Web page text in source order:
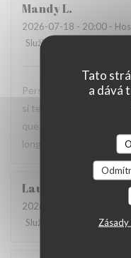
Tato
a dává
MandyL
2026-07-18 - 20:00 -
Služba
Personnel très
si tendre et tous les
que ravis de votre
longtemps.
Laurence
2026-07-20
- 19:30 -
Služba
Atmosféra: